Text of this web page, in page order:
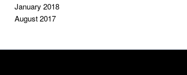
January 2018
August 2017